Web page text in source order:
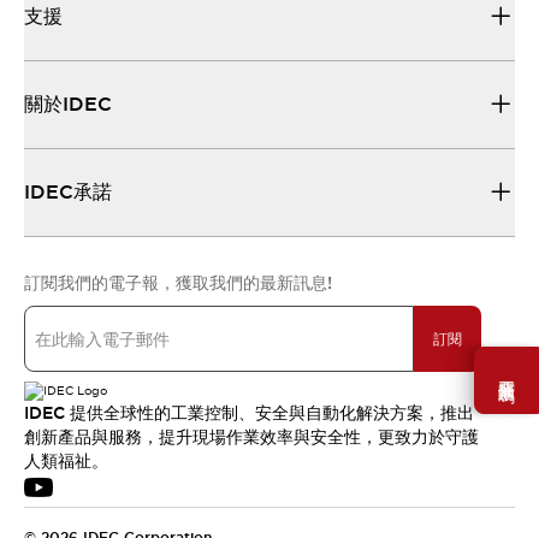
需要幫助嗎？
支援
關於IDEC
IDEC承諾
訂閱我們的電子報，獲取我們的最新訊息!
訂閱
IDEC 提供全球性的工業控制、安全與自動化解決方案，推出
創新產品與服務，提升現場作業效率與安全性，更致力於守護
人類福祉。